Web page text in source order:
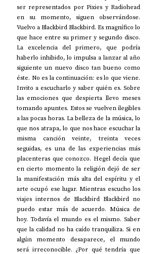
ser representados por Pixies y Radiohead
en su momento, siguen observándose.
Vuelvo a Blackbird Blackbird. Es magnífico lo
que hace entre su primer y segundo disco.
La excelencia del primero, que podría
haberlo inhibido, lo impulsa a lanzar al año
siguiente un nuevo disco tan bueno como
éste. No es la continuación: es lo que viene.
Invito a escucharlo y saber quién es. Sobre
las emociones que despierta llevo meses
tomando apuntes. Estos se vuelven ilegibles
a las pocas horas. La belleza de la música, lo
que nos atrapa, lo que nos hace escuchar la
misma canción veinte, treinta veces
seguidas, es una de las experiencias más
placenteras que conozco. Hegel decía que
en cierto momento la religión dejó de ser
la manifestación más alta del espíritu y el
arte ocupó ese lugar. Mientras escucho los
viajes internos de Blackbird Blackbird no
puedo estar más de acuerdo. Música de
hoy. Todavía el mundo es el mismo. Saber
que la calidad no ha caído tranquiliza. Si en
algún momento desaparece, el mundo
será irreconocible. ¿Por qué tendría que